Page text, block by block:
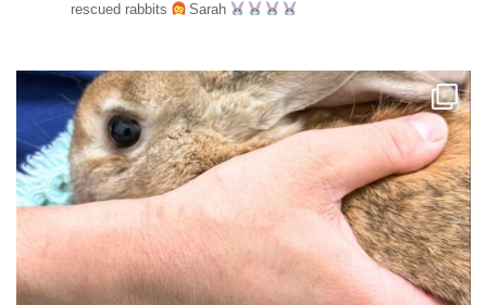
rescued rabbits
Sarah